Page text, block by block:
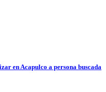
en Acapulco a persona buscada